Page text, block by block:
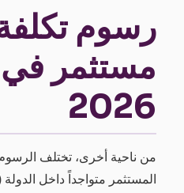
رسوم
مستثمر في
2026
من ناحية أخرى، تختلف
المستثمر متواجداً داخل